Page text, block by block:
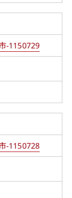
-1150729
-1150728